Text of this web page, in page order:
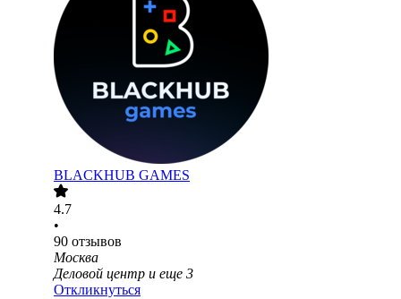
BLACKHUB GAMES
4.7
•
90 отзывов
Москва
Деловой центр и еще 3
Откликнуться